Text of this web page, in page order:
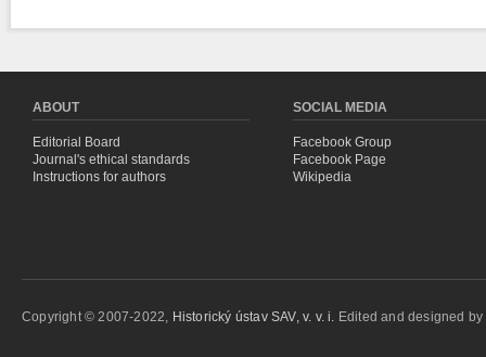
ABOUT
Editorial Board
Journal's ethical standards
Instructions for authors
SOCIAL MEDIA
Facebook Group
Facebook Page
Wikipedia
Copyright © 2007-2022, Historický ústav SAV, v. v. i. Edited and designed by